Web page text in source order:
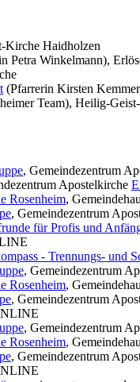
Kirche Haidholzen
Petra Winkelmann),
(Pfarrerin Kirsten
Team), Heilig-
, Gemeindezentrum
Apostelkirche
Rosenheim,
, Gemeindezentrum
für Profis und
- Trennungs- und
, Gemeindezentrum
Rosenheim,
, Gemeindezentrum
, Gemeindezentrum
Rosenheim,
, Gemeindezentrum